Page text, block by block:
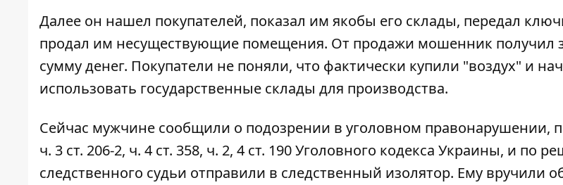
Далее он нашел покупателей, показал им якобы его склады, передал
продал им несуществующие помещения. От продажи мошенник получил
сумму денег. Покупатели не поняли, что фактически купили "воздух" и
использовать государственные склады для производства.
Сейчас мужчине сообщили о подозрении в уголовном правонарушении,
ч. 3 ст. 206-2, ч. 4 ст. 358, ч. 2, 4 ст. 190 Уголовного кодекса Украины, и по
следcтвенного судьи отправили в следственный изолятор. Ему вручили